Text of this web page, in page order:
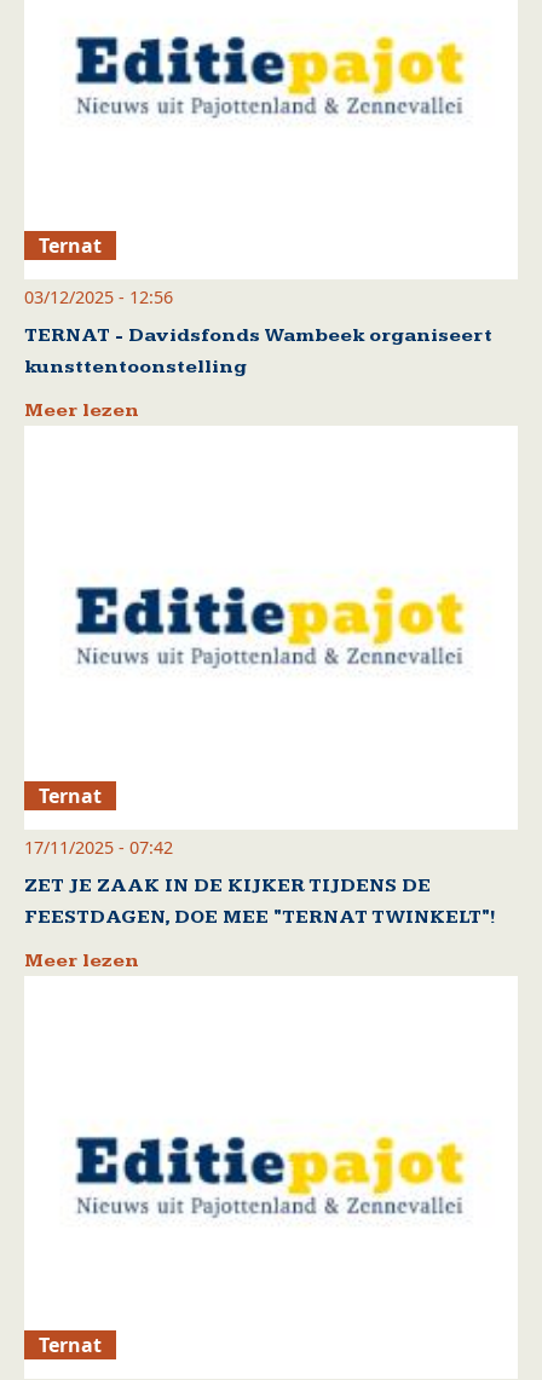
Ternat
03/12/2025 - 12:56
TERNAT - Davidsfonds Wambeek organiseert
kunsttentoonstelling
Meer lezen
Ternat
17/11/2025 - 07:42
ZET JE ZAAK IN DE KIJKER TIJDENS DE
FEESTDAGEN, DOE MEE "TERNAT TWINKELT"!
Meer lezen
Ternat